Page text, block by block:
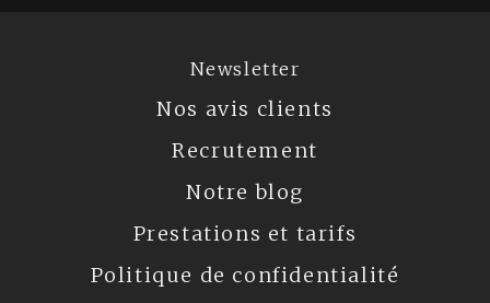
Newsletter
Nos avis clients
Recrutement
Notre blog
Prestations et tarifs
Politique de confidentialité